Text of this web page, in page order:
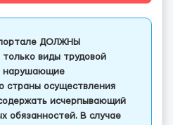
ДОЛЖНЫ
виды трудовой
нарушающие
страны осуществления
исчерпывающий
обязанностей. В случае